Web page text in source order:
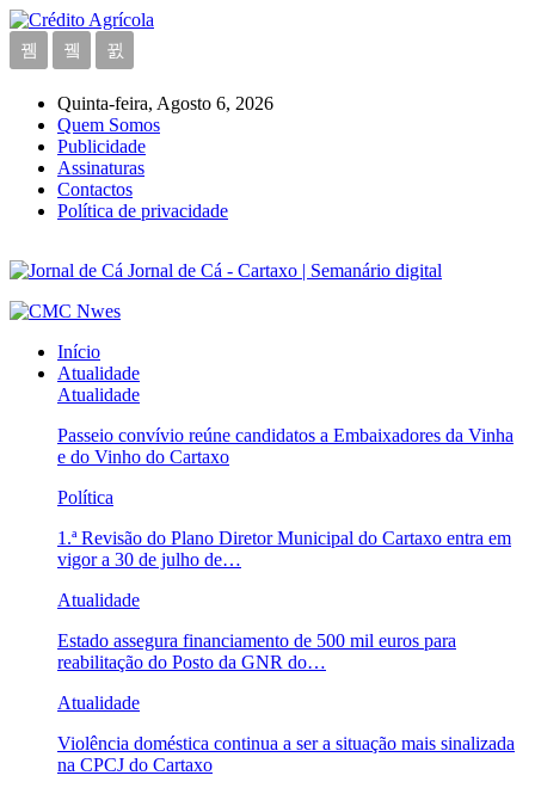
Quinta-feira, Agosto 6, 2026
Quem Somos
Publicidade
Assinaturas
Contactos
Política de privacidade
Jornal de Cá - Cartaxo | Semanário digital
Início
Atualidade
Atualidade
Passeio convívio reúne candidatos a Embaixadores da Vinha
e do Vinho do Cartaxo
Política
1.ª Revisão do Plano Diretor Municipal do Cartaxo entra em
vigor a 30 de julho de…
Atualidade
Estado assegura financiamento de 500 mil euros para
reabilitação do Posto da GNR do…
Atualidade
Violência doméstica continua a ser a situação mais sinalizada
na CPCJ do Cartaxo